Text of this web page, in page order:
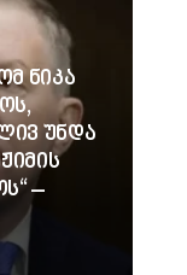
ნიკა
უნდა
–